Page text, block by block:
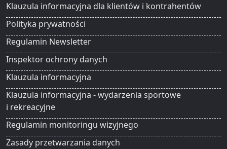
Klauzula informacyjna dla klientów i kontrahentów
Polityka prywatności
Regulamin Newsletter
Inspektor ochrony danych
Klauzula informacyjna
Klauzula informacyjna - wydarzenia sportowe
i rekreacyjne
Regulamin monitoringu wizyjnego
Zasady przetwarzania danych